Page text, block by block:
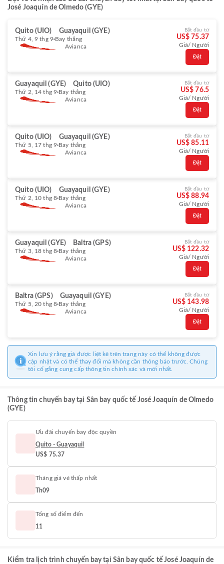
José Joaquín de Olmedo (GYE)
Quito (UIO) Guayaquil (GYE)
Thứ 4, 9 thg 9 Bay thẳng
Avianca
Bắt đầu từ
US$ 75.37
Giá/ Người
Đặt
Guayaquil (GYE) Quito (UIO)
Thứ 2, 14 thg 9 Bay thẳng
Avianca
Bắt đầu từ
US$ 76.5
Giá/ Người
Đặt
Quito (UIO) Guayaquil (GYE)
Thứ 5, 17 thg 9 Bay thẳng
Avianca
Bắt đầu từ
US$ 85.11
Giá/ Người
Đặt
Quito (UIO) Guayaquil (GYE)
Thứ 2, 10 thg 8 Bay thẳng
Avianca
Bắt đầu từ
US$ 88.94
Giá/ Người
Đặt
Guayaquil (GYE) Baltra (GPS)
Thứ 3, 18 thg 8 Bay thẳng
Avianca
Bắt đầu từ
US$ 122.32
Giá/ Người
Đặt
Baltra (GPS) Guayaquil (GYE)
Thứ 5, 20 thg 8 Bay thẳng
Avianca
Bắt đầu từ
US$ 143.98
Giá/ Người
Đặt
Xin lưu ý rằng giá được liệt kê trên trang này có thể không được
cập nhật và có thể thay đổi mà không cần thông báo trước. Chúng
tôi cố gắng cung cấp thông tin chính xác và mới nhất.
Thông tin chuyến bay tại Sân bay quốc tế José Joaquín de Olmedo
(GYE)
Ưu đãi chuyến bay độc quyền
Quito - Guayaquil
US$ 75.37
Tháng giá vé thấp nhất
Th09
Tổng số điểm đến
11
Kiểm tra lịch trình chuyến bay tại Sân bay quốc tế José Joaquín de